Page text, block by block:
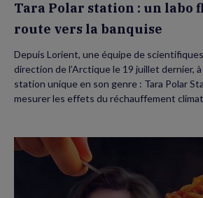
Tara Polar station : un labo
route vers la banquise
Depuis Lorient, une équipe de
direction de l’Arctique le 19 juillet dernier, à
station unique en son genre : Tara Polar
mesurer les effets du réchauffement